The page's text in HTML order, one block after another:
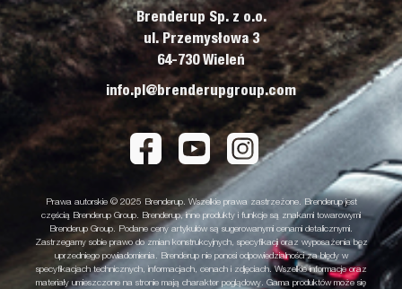
Brenderup Sp. z o.o.
ul. Przemysłowa 3
64-730 Wieleń
info.pl@brenderupgroup.com
Prawa autorskie © 2025 Brenderup. Wszelkie prawa zastrzeżone. Brenderup jest
częścią Brenderup Group. Brenderup, inne produkty i funkcje są znakami towarowymi
Brenderup Group. Podane ceny artykułów są sugerowanymi cenami detalicznymi.
Zastrzegamy sobie prawo do zmian konstrukcyjnych, specyfikacji oraz wyposażenia bez
uprzedniego powiadomienia. Brenderup nie ponosi odpowiedzialności za błędy w
specyfikacjach technicznych, informacjach, cenach i zdjęciach. Wszelkie informacje oraz
materiały umieszczone na stronie mają charakter poglądowy. Gama produktów może się